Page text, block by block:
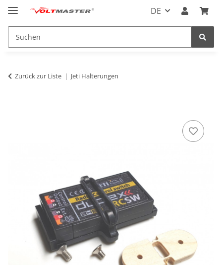
DE
Zurück zur Liste Jeti Halterungen